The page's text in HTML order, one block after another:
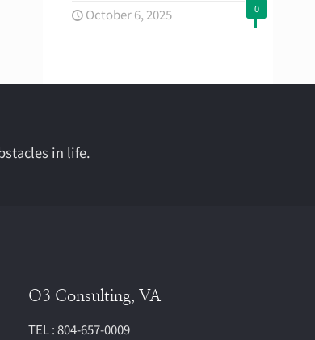
0
October 6, 2025
in life.
O3 Consulting, VA
TEL : 804-657-0009